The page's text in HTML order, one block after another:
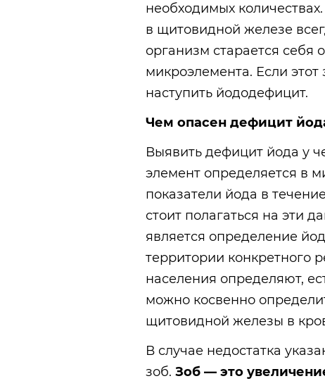
необходимых
в щитовидной железе
организм старается себя
микроэлемента. Если
наступить йододефицит.
Чем опасен дефицит
Выявить дефицит йода у
элемент определяется в
показатели йода в
стоит полагаться на эти
является определение
территории конкретного
населения определяют,
можно косвенно
щитовидной железы в
В случае недостатка
зоб. Зоб — это